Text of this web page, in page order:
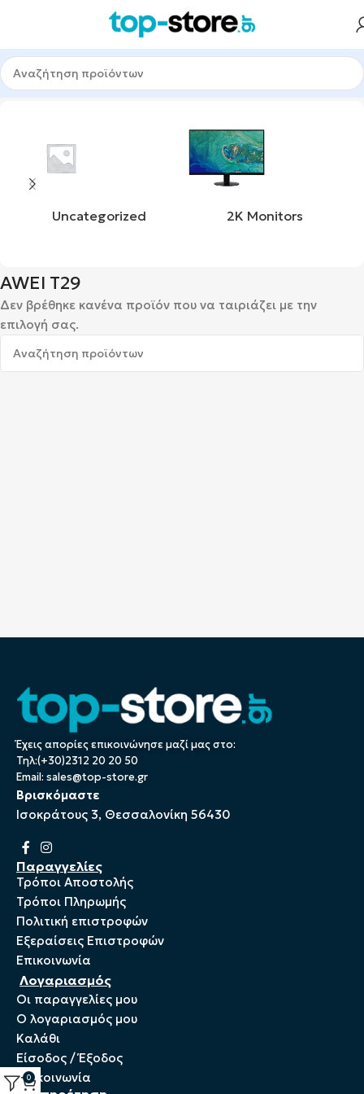
Αρχική σελίδα Προϊόν product_mpn AWEI T29
Uncategorized 2K Monitors
AWEI T29
Δεν βρέθηκε κανένα προϊόν που να ταιριάζει με την
επιλογή σας.
Έχεις απορίες επικοινώνησε μαζί μας στο:
Τηλ:(+30)2312 20 20 50
Email: sales@top-store.gr
Βρισκόμαστε
Ισοκράτους 3, Θεσσαλονίκη 56430
Παραγγελίες
Τρόποι Αποστολής
Τρόποι Πληρωμής
Πολιτική επιστροφών
Εξεραίσεις Επιστροφών
Επικοινωνία
Λογαριασμός
Οι παραγγελίες μου
Ο λογαριασμός μου
Καλάθι
Είσοδος / Έξοδος
Επικοινωνία
0